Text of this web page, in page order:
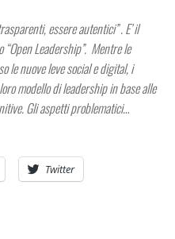
essere autentici” . E’ il
Leadership”. Mentre le
le nuove leve social e digital, i
modello di leadership in base alle
Gli aspetti problematici…
Twitter